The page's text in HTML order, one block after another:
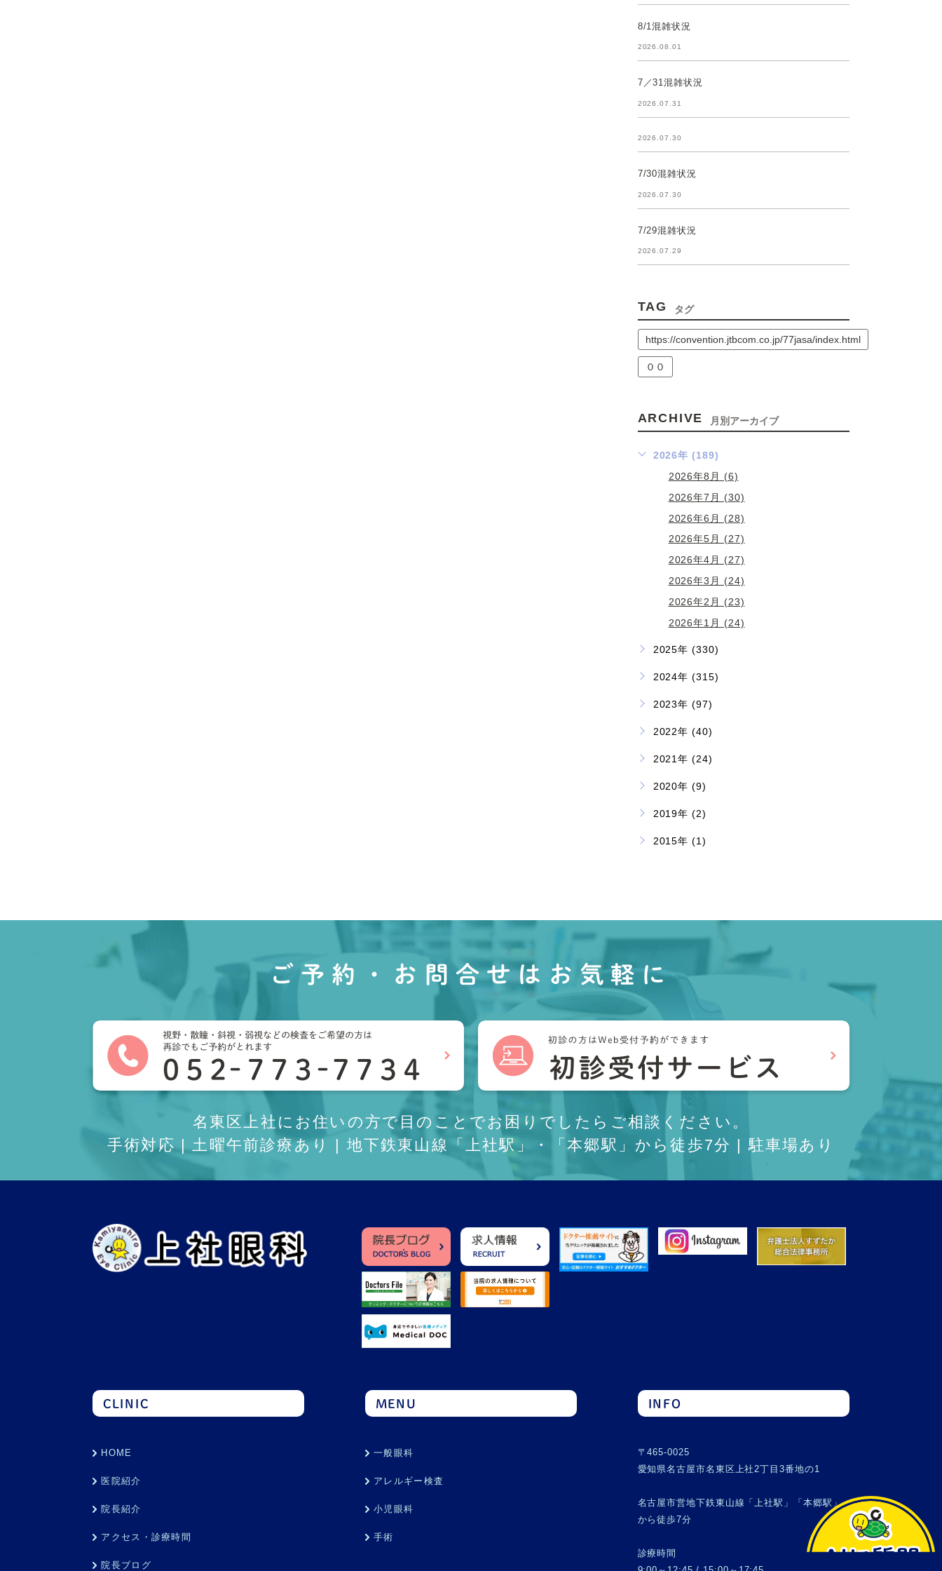
8/1混雑状況
2026.08.01
7／31混雑状況
2026.07.31
2026.07.30
7/30混雑状況
2026.07.30
7/29混雑状況
2026.07.29
TAG タグ
https://convention.jtbcom.co.jp/77jasa/index.html
００
ARCHIVE 月別アーカイブ
2026年 (189)
2026年8月 (6)
2026年7月 (30)
2026年6月 (28)
2026年5月 (27)
2026年4月 (27)
2026年3月 (24)
2026年2月 (23)
2026年1月 (24)
2025年 (330)
2024年 (315)
2023年 (97)
2022年 (40)
2021年 (24)
2020年 (9)
2019年 (2)
2015年 (1)
ご予約・お問合せは お気軽に
名東区上社にお住いの方で目のことでお困りでしたらご相談ください。
手術対応 | 土曜午前診療あり | 地下鉄東山線「上社駅」・「本郷駅」から徒歩7分 | 駐車場あり
CLINIC
HOME
医院紹介
院長紹介
アクセス・診療時間
院長ブログ
MENU
一般眼科
アレルギー検査
小児眼科
手術
INFO
〒465-0025
愛知県名古屋市名東区上社2丁目3番地の1
名古屋市営地下鉄東山線「上社駅」「本郷駅」
から徒歩7分
診療時間